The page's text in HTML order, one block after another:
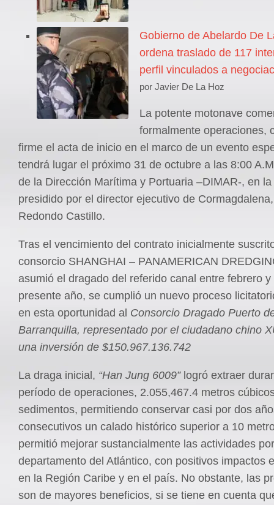
Gobierno de Abelardo De
ordena traslado de 117
perfil vinculados a
por Javier De La Hoz
La potente motonave
formalmente operaciones,
firme el acta de inicio en el marco de un evento
tendrá lugar el próximo 31 de octubre a las 8:00
de la Dirección Marítima y Portuaria –DIMAR-, en
presidido por el director ejecutivo de
Redondo Castillo.
Tras el vencimiento del contrato inicialmente
consorcio SHANGHAI – PANAMERICAN
asumió el dragado del referido canal entre febrero
presente año, se cumplió un nuevo proceso
en esta oportunidad al Consorcio Dragado Puerto
Barranquilla, representado por el ciudadano chino
una inversión de $150.967.136.742
La draga inicial, “Han Jung 6009”logró extraer
período de operaciones, 2.055,467.4 metros
sedimentos, permitiendo conservar casi por dos
consecutivos un calado histórico superior a 10
permitió mejorar sustancialmente las actividades
departamento del Atlántico, con positivos impactos
en la Región Caribe y en el país. No obstante, las
son de mayores beneficios, si se tiene en cuenta